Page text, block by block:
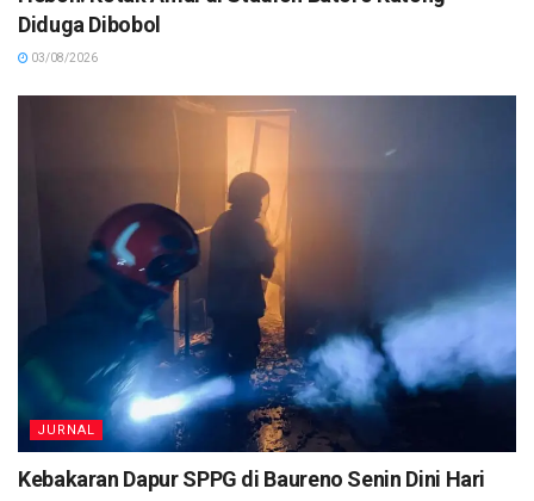
Diduga Dibobol
03/08/2026
JURNAL
Kebakaran Dapur SPPG di Baureno Senin Dini Hari